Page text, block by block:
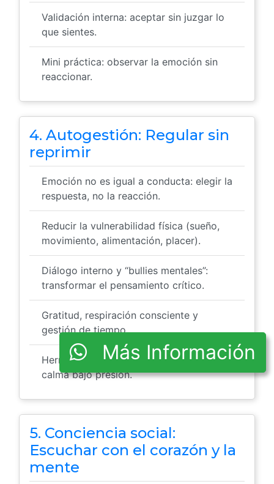
Más Información
Validación interna: aceptar sin juzgar lo
que sientes.
Mini práctica: observar la emoción sin
reaccionar.
4. Autogestión: Regular sin
reprimir
Emoción no es igual a conducta: elegir la
respuesta, no la reacción.
Reducir la vulnerabilidad física (sueño,
movimiento, alimentación, placer).
Diálogo interno y “bullies mentales”:
transformar el pensamiento crítico.
Gratitud, respiración consciente y
gestión de tiempo.
Herramientas DBT para mantener la
calma bajo presión.
5. Conciencia social:
Escuchar con el corazón y la
mente